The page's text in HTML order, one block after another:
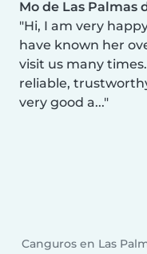
Mo de Las Palmas
Hi, I am very
have known her
visit us many
reliable,
very good a...
Canguros en Las